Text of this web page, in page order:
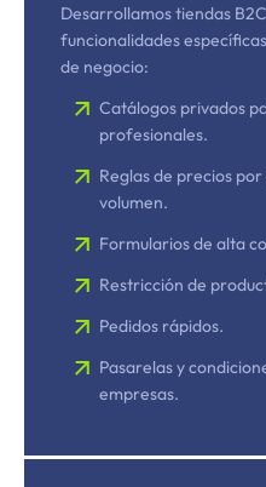
Desarrollamos tiendas
funcionalidades
de negocio:
Catálogos privados
profesionales.
Reglas de precios
volumen.
Formularios de alta
Restricción de
Pedidos rápidos.
Pasarelas y
empresas.